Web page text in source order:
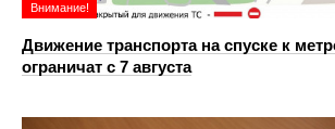
Внимание!
Движение транспорта на спуске к
ограничат с 7 августа